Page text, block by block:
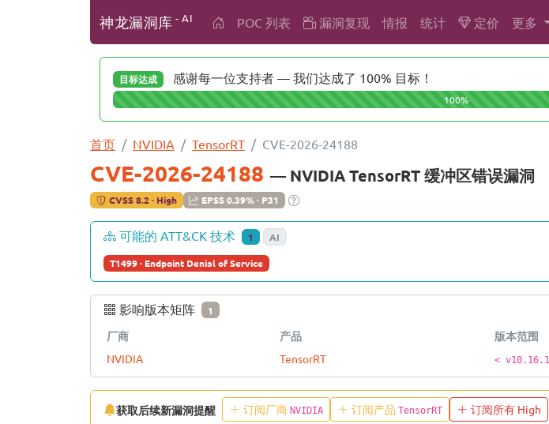
神龙漏洞库 - AI POC 列表 漏洞复现 情报 统计 定价 更多
目标达成 感谢每一位支持者 — 我们达成了 100% 目标！
100%
首页 NVIDIA TensorRT CVE-2026-24188
CVE-2026-24188 — NVIDIA TensorRT 缓冲区错误漏洞
CVSS 8.2 · High EPSS 0.39% · P31
可能的 ATT&CK 技术 1 AI
T1499 · Endpoint Denial of Service
影响版本矩阵 1
厂商 产品 版本范围
NVIDIA
TensorRT < v10.16.1
获取后续新漏洞提醒 订阅厂商 NVIDIA 订阅产品 TensorRT 订阅所有 High